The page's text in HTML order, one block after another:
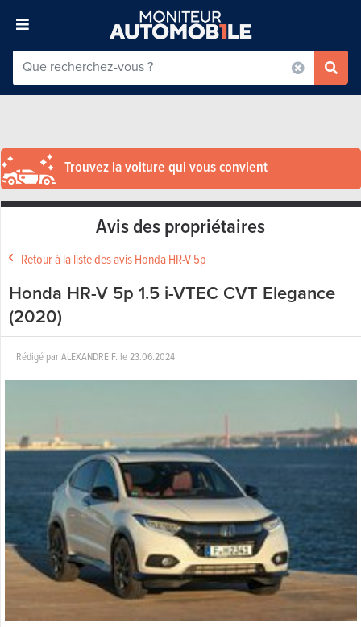
Trouvez la voiture qui vous convient
Avis des propriétaires
Retour à la liste des avis Honda HR-V 5p
Honda HR-V 5p 1.5 i-VTEC CVT Elegance
(2020)
Rédigé parALEXANDRE F. le23.06.2024